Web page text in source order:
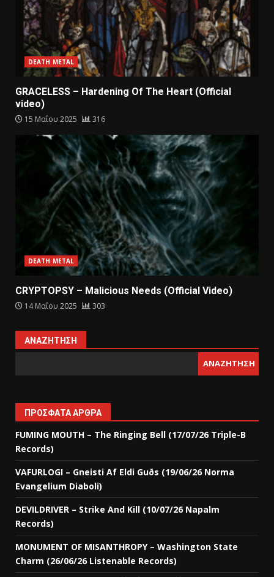
DEATH METAL
GRACELESS – Hardening Of The Heart (Official
video)
15 Μαΐου 2025 316
DEATH METAL
CRYPTOPSY – Malicious Needs (Official Video)
14 Μαΐου 2025 303
ΑΝΑΖΉΤΗΣΗ
ΑΝΑΖΉΤΗΣΗ
ΠΡΌΣΦΑΤΑ ΆΡΘΡΑ
FUMING MOUTH – The Ringing Bell (17/07/26 Triple-B
Records)
VAFURLOGI – Gneisti Af Eldi Guðs (19/06/26 Norma
Evangelium Diaboli)
DEVILDRIVER – Strike And Kill (10/07/26 Napalm
Records)
MONUMENT OF MISANTHROPY – Washington State
Charm (26/06/26 Listenable Records)